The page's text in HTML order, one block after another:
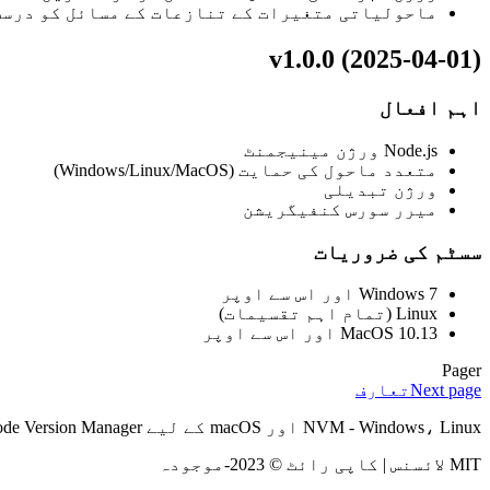
ماحولیاتی متغیرات کے تنازعات کے مسائل کو
v1.0.0 (2025-04-01)
اہم افعال
Node.js ورژن مینیجمنٹ
متعدد ماحول کی حمایت (Windows/Linux/MacOS)
ورژن تبدیلی
میرر سورس کنفیگریشن
سسٹم کی ضروریات
Windows 7 اور اس سے اوپر
Linux (تمام اہم تقسیمات)
MacOS 10.13 اور اس سے اوپر
Pager
Next pageتعارف
NVM - Windows، Linux اور macOS کے لیے Node Version Manager
MIT لائسنس | کاپی رائٹ © 2023-موجودہ